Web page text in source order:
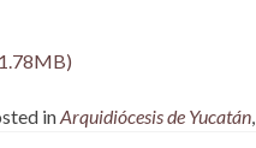
inArquidiócesis de Yucatán,